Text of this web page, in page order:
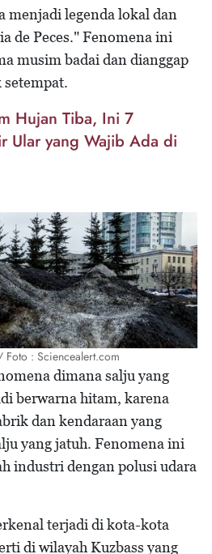
menjadi legenda lokal dan
de Peces." Fenomena ini
musim badai dan dianggap
setempat.
Hujan Tiba, Ini 7
Ular yang Wajib Ada di
Foto : Sciencealert.com
dimana salju yang
berwarna hitam, karena
dan kendaraan yang
yang jatuh. Fenomena ini
industri dengan polusi udara
terjadi di kota-kota
di wilayah Kuzbass yang